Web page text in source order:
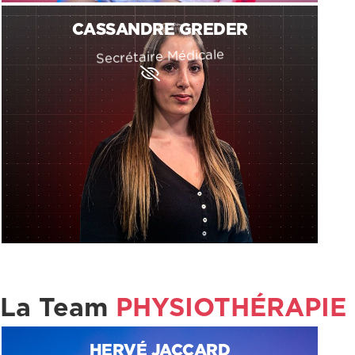
h
CASSANDRE GREDER
Secrétaire Médicale
E
y
e
-
s
l
a
La Team PHYSIOTHÉRAPIE​
HERVÉ JACCARD